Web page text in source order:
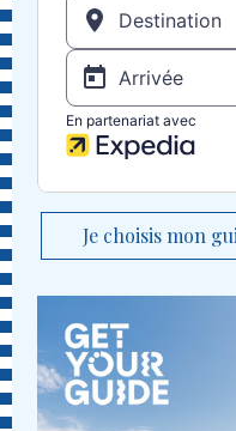
Je choisis mon